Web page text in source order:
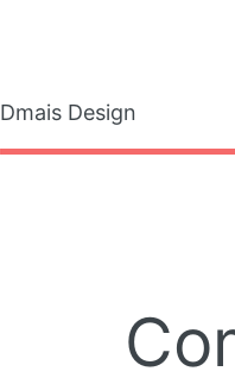
Dmais Design